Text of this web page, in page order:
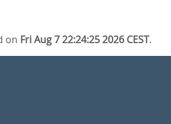
on Fri Aug 7 22:24:25 2026 CEST.